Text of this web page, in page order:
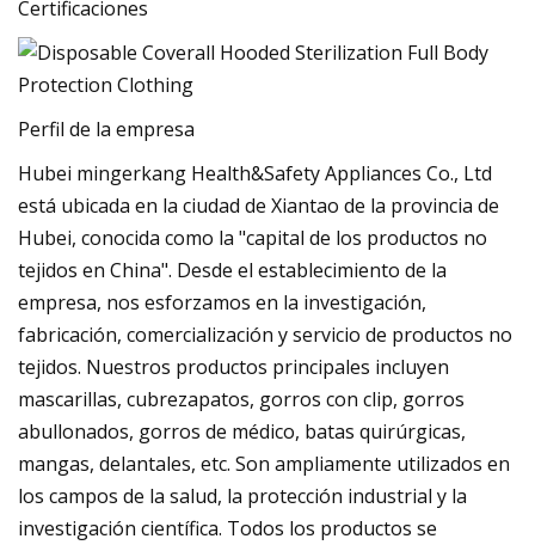
Certificaciones
Perfil de la empresa
Hubei mingerkang Health&Safety Appliances Co., Ltd
está ubicada en la ciudad de Xiantao de la provincia de
Hubei, conocida como la "capital de los productos no
tejidos en China". Desde el establecimiento de la
empresa, nos esforzamos en la investigación,
fabricación, comercialización y servicio de productos no
tejidos. Nuestros productos principales incluyen
mascarillas, cubrezapatos, gorros con clip, gorros
abullonados, gorros de médico, batas quirúrgicas,
mangas, delantales, etc. Son ampliamente utilizados en
los campos de la salud, la protección industrial y la
investigación científica. Todos los productos se